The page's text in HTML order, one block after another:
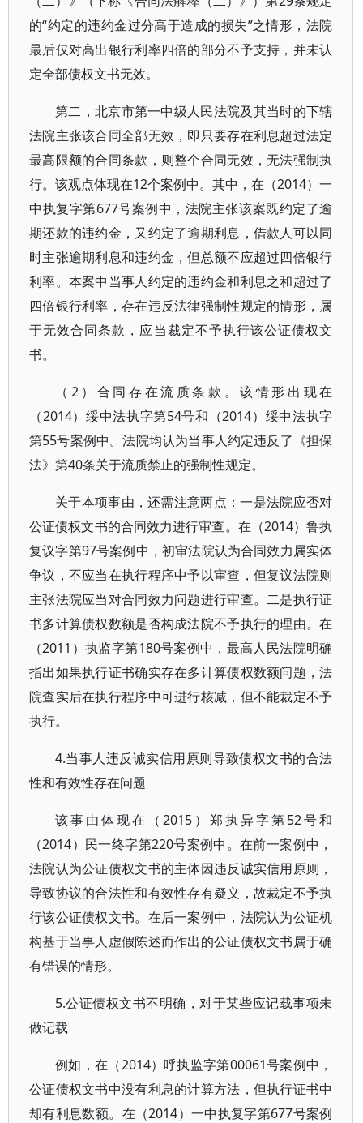
的“约定的违约金过分高于造成的损失”之情形，法院
最后仅对高出银行利率四倍的部分不予支持，并未认
定全部债权文书无效。
第二，北京市第一中级人民法院及其当时的下辖
法院主张该合同全部无效，即只要存在利息超过法定
最高限额的合同条款，则整个合同无效，无法强制执
行。该观点体现在12个案例中。其中，在（2014）一
中执复字第677号案例中，法院主张该案既约定了逾
期还款的违约金，又约定了逾期利息，借款人可以同
时主张逾期利息和违约金，但总额不应超过四倍银行
利率。本案中当事人约定的违约金和利息之和超过了
四倍银行利率，存在违反法律强制性规定的情形，属
于无效合同条款，应当裁定不予执行该公证债权文
书。
（2）合同存在流质条款。该情形出现在
（2014）绥中法执字第54号和（2014）绥中法执字
第55号案例中。法院均认为当事人约定违反了《担保
法》第40条关于流质禁止的强制性规定。
关于本项事由，还需注意两点：一是法院应否对
公证债权文书的合同效力进行审查。在（2014）鲁执
复议字第97号案例中，初审法院认为合同效力属实体
争议，不应当在执行程序中予以审查，但复议法院则
主张法院应当对合同效力问题进行审查。二是执行证
书多计算债权数额是否构成法院不予执行的理由。在
（2011）执监字第180号案例中，最高人民法院明确
指出如果执行证书确实存在多计算债权数额问题，法
院查实后在执行程序中可进行核减，但不能裁定不予
执行。
4.当事人违反诚实信用原则导致债权文书的合法
性和有效性存在问题
该事由体现在（2015）郑执异字第52号和
（2014）民一终字第220号案例中。在前一案例中，
法院认为公证债权文书的主体因违反诚实信用原则，
导致协议的合法性和有效性存有疑义，故裁定不予执
行该公证债权文书。在后一案例中，法院认为公证机
构基于当事人虚假陈述而作出的公证债权文书属于确
有错误的情形。
5.公证债权文书不明确，对于某些应记载事项未
做记载
例如，在（2014）呼执监字第00061号案例中，
公证债权文书中没有利息的计算方法，但执行证书中
却有利息数额。在（2014）一中执复字第677号案例